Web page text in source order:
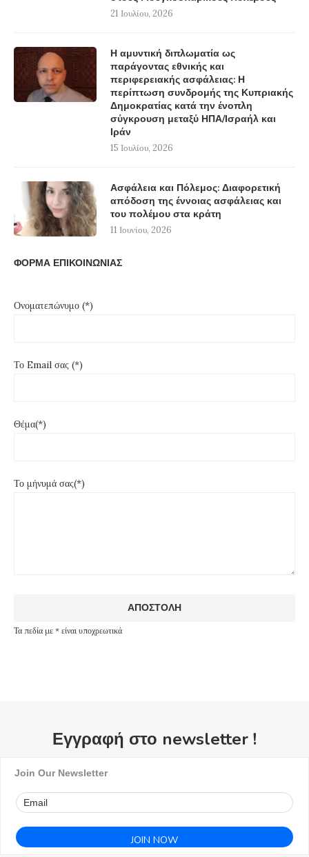
21 Ιουλίου, 2026
Η αμυντική διπλωματία ως
παράγοντας εθνικής και
περιφερειακής ασφάλειας: Η
περίπτωση συνδρομής της Κυπριακής
Δημοκρατίας κατά την ένοπλη
σύγκρουση μεταξύ ΗΠΑ/Ισραήλ και
Ιράν
15 Ιουλίου, 2026
Ασφάλεια και Πόλεμος: Διαφορετική
απόδοση της έννοιας ασφάλειας και
του πολέμου στα κράτη
11 Ιουνίου, 2026
ΦΟΡΜΑ ΕΠΙΚΟΙΝΩΝΙΑΣ
Ονοματεπώνυμο (*)
Το Email σας (*)
Θέμα(*)
Το μήνυμά σας(*)
Τα πεδία με * είναι υποχρεωτικά
Εγγραφή στο newsletter !
Join Our Newsletter